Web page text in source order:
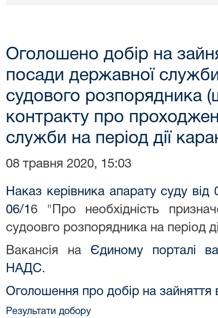
Оголошено добір на
посади державної служби
судового розпорядника
контракту про
служби на період дії
08 травня 2020, 15:03
Наказ керівника апарату суду
06/1 6 "Про необхідність
судоовго розпорядника на період
Вакансія на Єдиному порталі
НАДС.
Оголошення про добір на зайняття
Результати добору